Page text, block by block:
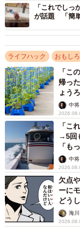
③隙間から空気を押
▽ささみのスジ取り
①割っていない状態
②ささみのスジに割
③筋を揺らすように
る。
▽出典：トップバリ
法4選
https://
「これでし
が話題 「簡単
ライフハック おもしろ
「こ
帰っ
ょう
な水中将
「こ
→5回
「も
らし中将
欠点
ーに
どう
画】
海